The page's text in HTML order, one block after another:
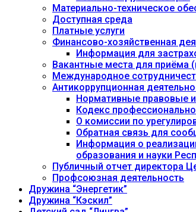
Материально-техническое
Доступная среда
Платные услуги
Финансово-хозяйственная
Информация для
Вакантные места для приёма
Международное
Антикоррупционная
Нормативные правовые
Кодекс
О комиссии по
Обратная связь для
Информация о
образования и науки
Публичный отчет директора
Профсоюзная деятельность
Дружина “Энергетик”
Дружина “Кэскил”